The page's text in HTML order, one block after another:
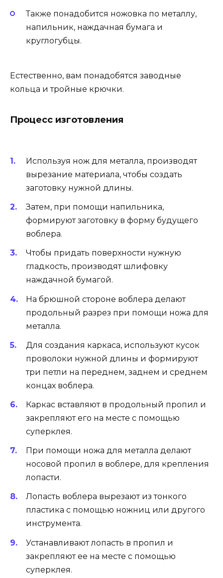
Также понадобится ножовка по металлу,
напильник, наждачная бумага и
круглогубцы.
Естественно, вам понадобятся заводные
кольца и тройные крючки.
Процесс изготовления
Используя нож для металла, производят
вырезание материала, чтобы создать
заготовку нужной длины.
Затем, при помощи напильника,
формируют заготовку в форму будущего
воблера.
Чтобы придать поверхности нужную
гладкость, производят шлифовку
наждачной бумагой.
На брюшной стороне воблера делают
продольный разрез при помощи ножа для
металла.
Для создания каркаса, используют кусок
проволоки нужной длины и формируют
три петли на переднем, заднем и среднем
концах воблера.
Каркас вставляют в продольный пропил и
закрепляют его на месте с помощью
суперклея.
При помощи ножа для металла делают
носовой пропил в воблере, для крепления
лопасти.
Лопасть воблера вырезают из тонкого
пластика с помощью ножниц или другого
инструмента.
Устанавливают лопасть в пропил и
закрепляют ее на месте с помощью
суперклея.